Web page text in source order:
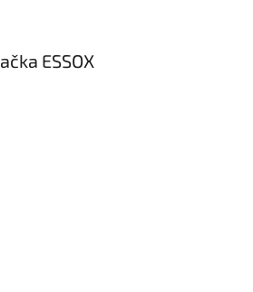
ESSOX